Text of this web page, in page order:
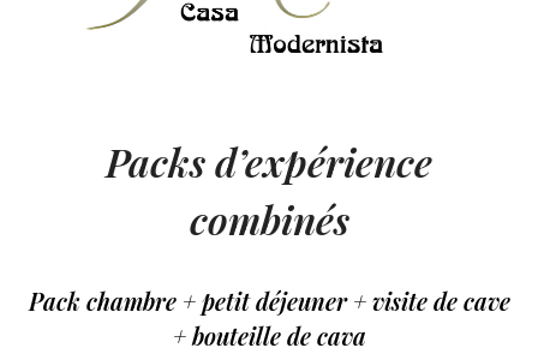
Packs d’expérience
combinés
Pack chambre + petit déjeuner + visite de cave
+ bouteille de cava